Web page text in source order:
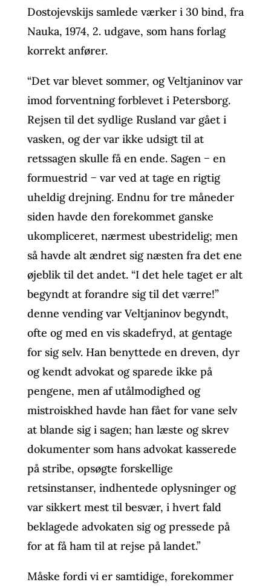
Dostojevskijs samlede værker i 30 bind, fra
Nauka, 1974, 2. udgave, som hans forlag
korrekt anfører.
“Det var blevet sommer, og Veltjaninov var
imod forventning forblevet i Petersborg.
Rejsen til det sydlige Rusland var gået i
vasken, og der var ikke udsigt til at
retssagen skulle få en ende. Sagen − en
formuestrid − var ved at tage en rigtig
uheldig drejning. Endnu for tre måneder
siden havde den forekommet ganske
ukompliceret, nærmest ubestridelig; men
så havde alt ændret sig næsten fra det ene
øjeblik til det andet. “I det hele taget er alt
begyndt at forandre sig til det værre!”
denne vending var Veltjaninov begyndt,
ofte og med en vis skadefryd, at gentage
for sig selv. Han benyttede en dreven, dyr
og kendt advokat og sparede ikke på
pengene, men af utålmodighed og
mistroiskhed havde han fået for vane selv
at blande sig i sagen; han læste og skrev
dokumenter som hans advokat kasserede
på stribe, opsøgte forskellige
retsinstanser, indhentede oplysninger og
var sikkert mest til besvær, i hvert fald
beklagede advokaten sig og pressede på
for at få ham til at rejse på landet.”
Måske fordi vi er samtidige, forekommer